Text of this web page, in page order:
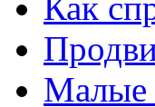
Малые